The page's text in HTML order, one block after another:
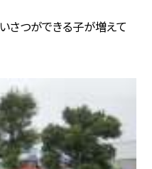
さつができる子が増えて